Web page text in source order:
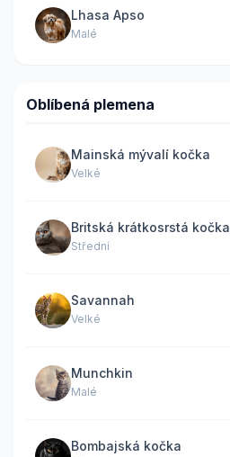
Lhasa Apso
Malé
Oblíbená plemena
Mainská mývalí kočka
Velké
Britská krátkosrstá kočka
Střední
Savannah
Velké
Munchkin
Malé
Bombajská kočka